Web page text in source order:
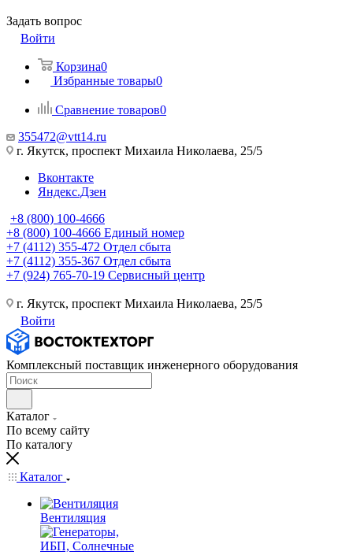
Задать вопрос
Войти
Корзина0
Избранные товары0
Сравнение товаров0
355472@vtt14.ru
г. Якутск, проспект Михаила Николаева, 25/5
Вконтакте
Яндекс.Дзен
+8 (800) 100-4666
+8 (800) 100-4666 Единый номер
+7 (4112) 355-472 Отдел сбыта
+7 (4112) 355-367 Отдел сбыта
+7 (924) 765-70-19 Сервисный центр
г. Якутск, проспект Михаила Николаева, 25/5
Войти
Комплексный поставщик инженерного оборудования
Каталог
По всему сайту
По каталогу
Каталог
Вентиляция